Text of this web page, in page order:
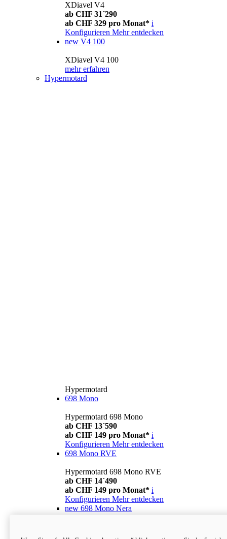
XDiavel V4
ab CHF 31´290
ab CHF 329 pro Monat* i
Konfigurieren Mehr entdecken
new V4 100
XDiavel V4 100
mehr erfahren
Hypermotard
Hypermotard
698 Mono
Hypermotard 698 Mono
ab CHF 13´590
ab CHF 149 pro Monat* i
Konfigurieren Mehr entdecken
698 Mono RVE
Hypermotard 698 Mono RVE
ab CHF 14´490
ab CHF 149 pro Monat* i
Konfigurieren Mehr entdecken
new 698 Mono Nera
ab CHF 13´990